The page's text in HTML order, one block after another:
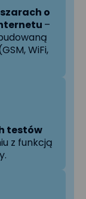
o
–
WiFi,
testów
z funkcją